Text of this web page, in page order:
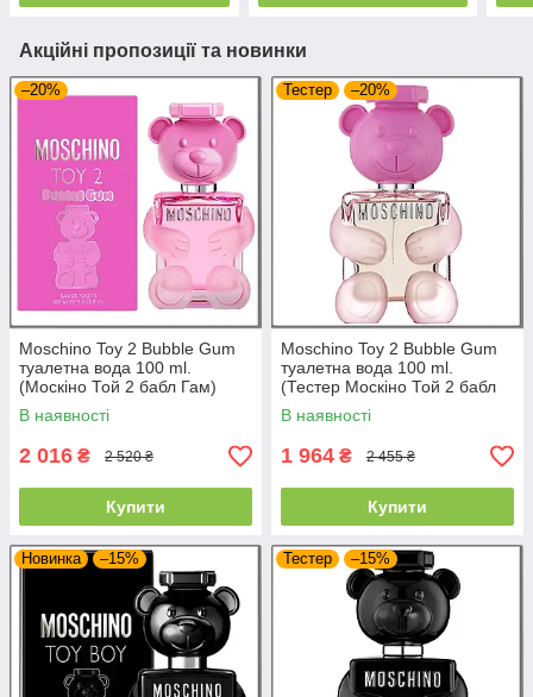
Акційні пропозиції та новинки
–20%
Moschino Toy 2 Bubble Gum
туалетна вода 100 ml.
(Москіно Той 2 бабл Гам)
В наявності
2 016 ₴ 2 520 ₴
Купити
Тестер –20%
Moschino Toy 2 Bubble Gum
туалетна вода 100 ml.
(Тестер Москіно Той 2 бабл
Гам)
В наявності
1 964 ₴ 2 455 ₴
Купити
Новинка –15% Тестер –15%